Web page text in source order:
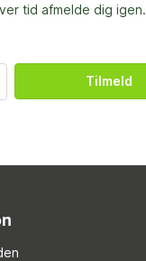
tid afmelde dig igen.
Tilmeld